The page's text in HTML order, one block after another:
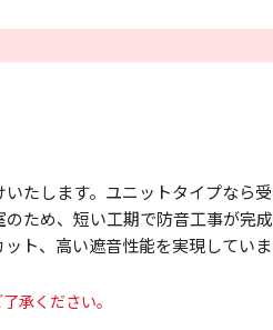
たします。ユニットタイプなら受
ため、短い工期で防音工事が完成
ト、高い遮音性能を実現していま
承ください。